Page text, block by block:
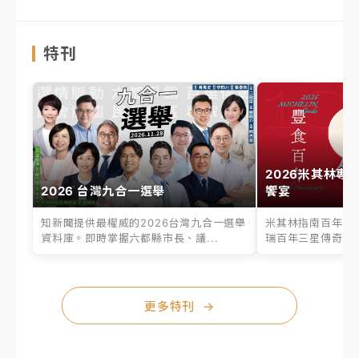
特刊
2026 台灣九合一選舉
知新聞提供最權威的2026台灣九合一選舉
資料庫。即時掌握六都縣市長、議...
2026米其林專
饗宴
米其林指南百年之
瑞百年三星傳奇、
更多特刊 →